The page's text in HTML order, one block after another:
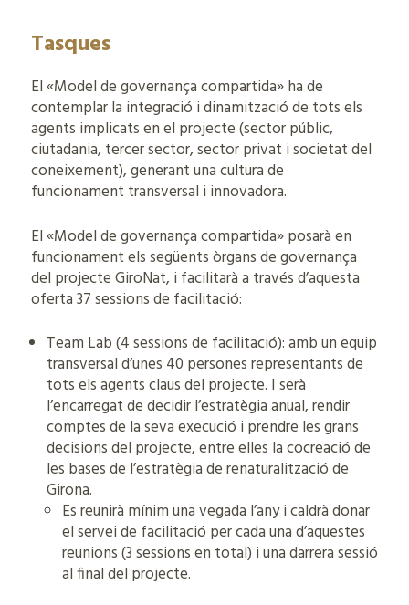
Tasques
El «Model de governança compartida» ha de
contemplar la integració i dinamització de tots els
agents implicats en el projecte (sector públic,
ciutadania, tercer sector, sector privat i societat del
coneixement), generant una cultura de
funcionament transversal i innovadora.
El «Model de governança compartida» posarà en
funcionament els següents òrgans de governança
del projecte GiroNat, i facilitarà a través d’aquesta
oferta 37 sessions de facilitació:
Team Lab (4 sessions de facilitació): amb un equip
transversal d’unes 40 persones representants de
tots els agents claus del projecte. I serà
l’encarregat de decidir l’estratègia anual, rendir
comptes de la seva execució i prendre les grans
decisions del projecte, entre elles la cocreació de
les bases de l’estratègia de renaturalització de
Girona.
Es reunirà mínim una vegada l’any i caldrà donar
el servei de facilitació per cada una d’aquestes
reunions (3 sessions en total) i una darrera sessió
al final del projecte.